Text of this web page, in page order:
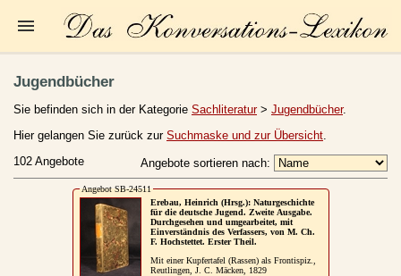
Kleine Kulturgeschichte
Die Brockhaus Auflagen
Die Meyer Auflagen
Zu den Angeboten
Jugendbücher
Sie befinden sich in der Kategorie Sachliteratur> Jugendbücher.
Hier gelangen Sie zurück zur Suchmaske und zur Übersicht.
102 Angebote
Angebote sortieren nach:
Angebot SB-24511
Erebau, Heinrich (Hrsg.): Naturgeschichte
für die deutsche Jugend. Zweite Ausgabe.
Durchgesehen und umgearbeitet, mit
Einverständnis des Verfassers, von M. Ch.
F. Hochstettet. Erster Theil.
Mit einer Kupfertafel (Rassen) als Frontispiz.,
Reutlingen, J. C. Mäcken, 1829